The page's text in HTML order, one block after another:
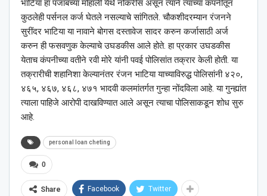
भाटिया हा पंजाबच्या मोहाली येथे नोकरीस असून त्याने त्यांच्या कंपनीतून
कुठलेही पर्सनल कर्ज घेतले नसल्याचे सांगितले. चौकशीदरम्यान रंजनने
सुरींदर भाटिया या नावाने बोगस दस्तावेज सादर करुन कर्जासाठी अर्ज
करुन ही फसवणुक केल्याचे उघडकीस आले होते. हा प्रकार उघडकीस
येताच कंपनीच्या वतीने रवी मोरे यांनी पवई पोलिसांत तक्रार केली होती. या
तक्रारीची शहानिशा केल्यानंतर रंजन भाटिया याच्याविरुद्ध पोलिसांनी ४२०,
४६५, ४६७, ४६८, ४७१ भादवी कलमांतर्गत गुन्हा नोंदविला आहे. या गुन्ह्यांत
त्याला पाहिजे आरोपी दाखविण्यात आले असून त्याचा पोलिसाकडून शोध सुरु
आहे.
personal loan cheting
0
Share Facebook Twitter